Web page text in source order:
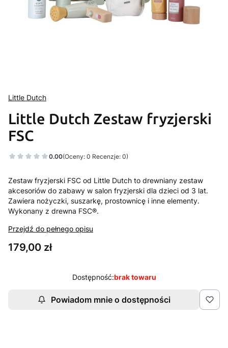
Little Dutch
Little Dutch Zestaw fryzjerski
FSC
0.00(Oceny: 0 Recenzje: 0)
Zestaw fryzjerski FSC od Little Dutch to drewniany zestaw
akcesoriów do zabawy w salon fryzjerski dla dzieci od 3 lat.
Zawiera nożyczki, suszarkę, prostownicę i inne elementy.
Wykonany z drewna FSC®.
Przejdź do pełnego opisu
Cena
179,00 zł
Dostępność:brak towaru
Powiadom mnie o dostępności